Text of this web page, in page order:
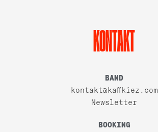
KONTAKT
BAND
kontakt@kaffkiez.com
Newsletter
BOOKING